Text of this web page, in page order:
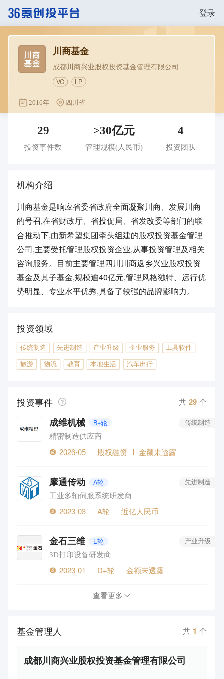
登录
川商基金
成都川商兴业股权投资基金管理有限公司
VC LP
2016年 四川省
29
投资事件数
>30亿元
管理规模(人民币)
4
投资团队
机构介绍
川商基金是响应省委省政府全面凝聚川商、发展川商
的号召,在省财政厅、省投促局、省发改委等部门的联
合推动下,由新希望集团牵头组建的股权投资基金管理
公司,主要受托管理股权投资企业,从事投资管理及相关
咨询服务。目前主要管理四川川商返乡兴业股权投资
基金及其子基金,规模逾40亿元,管理风格独特、运行优
势明显、专业水平优秀,具备了较强的品牌影响力。
投资领域
传统制造 先进制造 产业升级 企业服务 工具软件
旅游 物流 教育 本地生活 汽车出行
投资事件 共 29 个
成维机械 B+轮
精密制造供应商
传统制造
2026-05 股权融资 金额未透露
摩通传动 A轮
工业多轴伺服系统研发商
先进制造
2023-03 A轮 近亿人民币
金石三维 E轮
3D打印设备研发商
产业升级
2023-01 D+轮 金额未透露
查看更多
基金管理人 共 1 个
成都川商兴业股权投资基金管理有限公司